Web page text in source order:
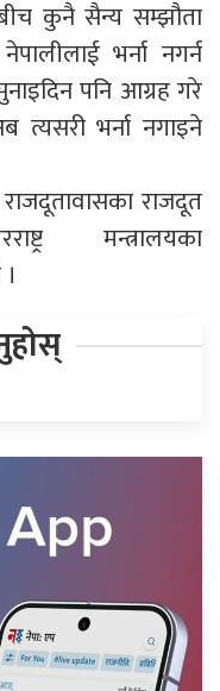
कुनै सैन्य सम्झौता
भर्ना नगर्न
पनि आग्रह गरे
भर्ना नगाइने
राजदूत
मन्त्रालयका